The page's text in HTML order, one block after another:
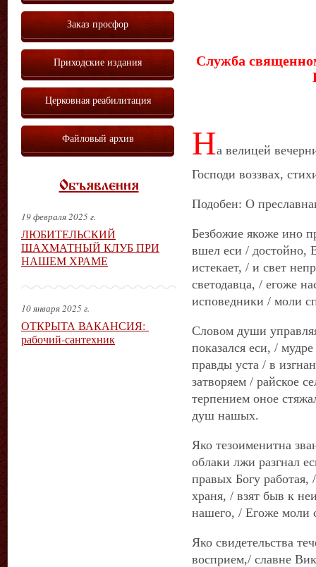
Служба
На велицей
Господи воззвах,
Подобен: О
Безбожие якоже ино
вшел еси / достойно,
истекает, / и свет
светодавца, / егоже
исповедники / моли
Словом души
показался еси, /
правды уста / в
затворяем / райское
терпением оное
душ нашых.
Яко тезоименитна
облаки лжи разгнал
правых Богу
храня, / взят быв к
нашего, / Егоже моли
Яко свидетельства
восприем,/ славне
Заказ просфор
Приходские издания
Церковная реабилитация
Файловый архив
Объявления
19 февраля 2025 г.
ЛЮБИТЕЛЬСКИЙ
ШАХМАТНЫЙ КЛУБ ПРИ
НАШЕМ ХРАМЕ
10 января 2025 г.
ОТКРЫТА ВАКАНСИЯ:
рабочий-сантехник